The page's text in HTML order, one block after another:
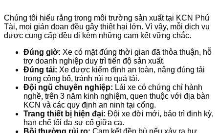
Chúng tôi hiểu rằng trong môi trường sản xuất tại KCN Phú
Tài, mọi gián đoạn đều gây thiệt hại lớn. Vì vậy, mỗi dịch vụ
được cung cấp đều đi kèm những cam kết vững chắc.
Đúng giờ: Xe có mặt đúng thời gian đã thỏa thuận, hỗ
trợ doanh nghiệp duy trì tiến độ sản xuất.
Đúng tải: Xe được kiểm định an toàn, nâng đúng tải
trọng công bố, tránh rủi ro quá tải.
Đội ngũ chuyên nghiệp: Lái xe có chứng chỉ hành
nghề, trên 3 năm kinh nghiệm, quen thuộc với địa bàn
KCN và các quy định an ninh tại cổng.
Trang thiết bị hiện đại: Đội xe đời mới, bảo trì định kỳ,
hạn chế tối đa sự cố giữa ca.